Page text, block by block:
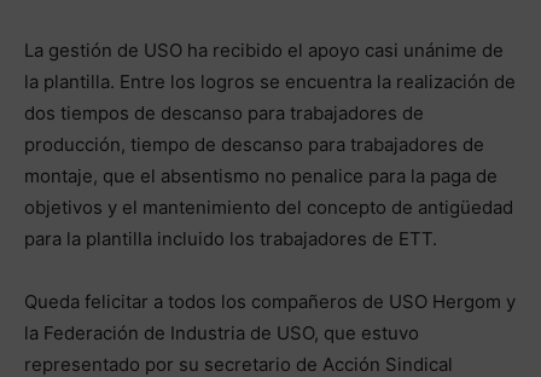
La gestión de USO ha recibido el apoyo casi unánime de
la plantilla. Entre los logros se encuentra la realización de
dos tiempos de descanso para trabajadores de
producción, tiempo de descanso para trabajadores de
montaje, que el absentismo no penalice para la paga de
objetivos y el mantenimiento del concepto de antigüedad
para la plantilla incluido los trabajadores de ETT.
Queda felicitar a todos los compañeros de USO Hergom y
la Federación de Industria de USO, que estuvo
representado por su secretario de Acción Sindical